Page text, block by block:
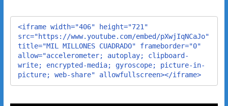
<iframe width="406" height="721"
src="https://www.youtube.com/embed/pXwjIqNCaJo"
title="MIL MILLONES CUADRADO" frameborder="0"
allow="accelerometer; autoplay; clipboard-
write; encrypted-media; gyroscope; picture-in-
picture; web-share" allowfullscreen></iframe>